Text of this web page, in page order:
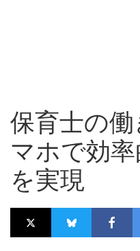
保育士の
マホで効
を実現